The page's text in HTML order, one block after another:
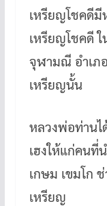
เหรียญโชคดีมี
เหรียญโชคดี
จุฬามณี อำเภ
เหรียญนั้น
หลวงพ่อท่านไ
เฮงให้แก่คนที่
เกษม เขมโก
เหรียญ